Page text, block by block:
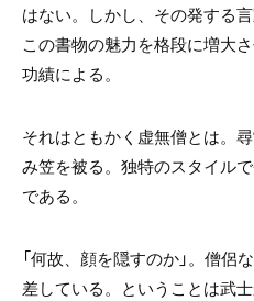
はない。しかし、その発する
この書物の魅力を格段に増大
功績による。
それはともかく虚無僧とは。
み笠を被る。独特のスタイル
である。
「何故、顔を隠すのか」。僧
差している。ということは武